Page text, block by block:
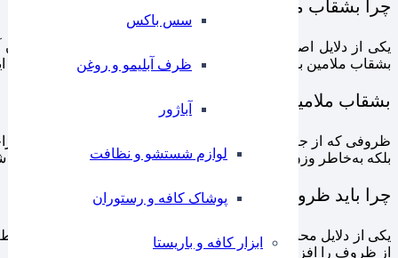
سس باکس
ظرف آبلیمو و روغن
آباژور
لوازم شستشو و نظافت
پوشاک کافه و رستوران
ابزار کافه و باریستا
چرا بشقاب ملامین گزینه‌ای اقتصادی است؟
یکی از دلایل اصلی محبوبیت بشقاب ملامین، مقرون‌به‌صرفه
بشقاب ملامین باعث می‌شود نیاز به تعویض مکرر نداشته باشید،
بشقاب ملامین و کاربردهای آن
ظروفی که از جنس ملامین ساخته می‌شوند، به دلیل دوام بالا و
بلکه به‌خاطر وزن سبک و استحکام، گزینه‌ای ایده‌آل برای محیط‌های
چرا باید ظروف مقاوم انتخاب کنیم؟
یکی از دلایل محبوبیت ظروف ملامین، مقاومت در برابر ضربه
از ظروف را افزایش دهد و هزینه‌های اضافی را کاهش دهد.